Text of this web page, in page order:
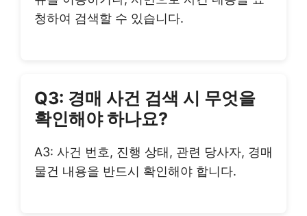
청하여 검색할 수 있습니다.
Q3: 경매 사건 검색 시 무엇을
확인해야 하나요?
A3: 사건 번호, 진행 상태, 관련 당사자, 경매
물건 내용을 반드시 확인해야 합니다.